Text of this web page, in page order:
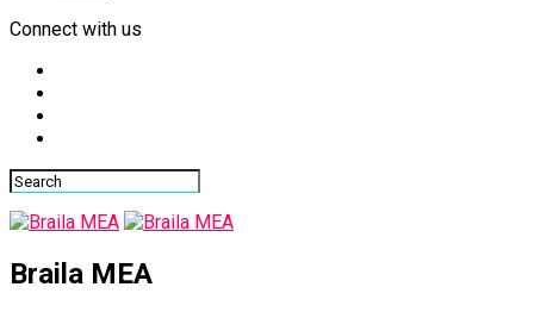
Connect with us
Braila MEA